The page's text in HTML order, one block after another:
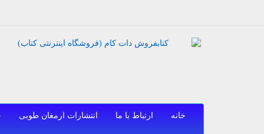
خانه ارتباط با ما انتشارات ارمغان طوبی